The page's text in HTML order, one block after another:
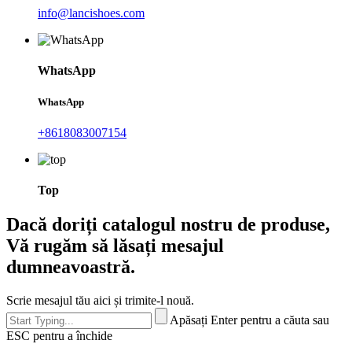
info@lancishoes.com
WhatsApp
WhatsApp
+8618083007154
Top
Dacă doriți catalogul nostru de produse,
Vă rugăm să lăsați mesajul
dumneavoastră.
Scrie mesajul tău aici și trimite-l nouă.
Apăsați Enter pentru a căuta sau
ESC pentru a închide